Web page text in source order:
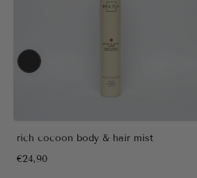
rich cocoon body & hair mist
€24,90